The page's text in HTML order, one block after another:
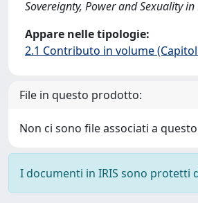
Sovereignty, Power and Sexuality
Appare nelle tipologie:
2.1 Contributo in volume
File in questo prodotto:
Non ci sono file associati a
I documenti in IRIS sono protetti